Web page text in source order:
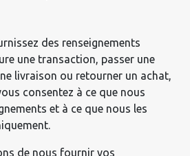
des renseignements
une transaction, passer une
livraison ou retourner un achat,
consentez à ce que nous
et à ce que nous les
de nous fournir vos